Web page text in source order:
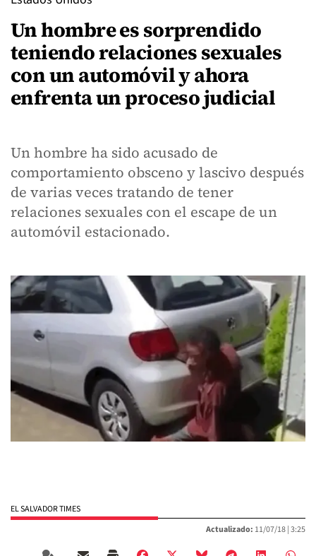
Un hombre es sorprendido
teniendo relaciones sexuales
con un automóvil y ahora
enfrenta un proceso judicial
Un hombre ha sido acusado de
comportamiento obsceno y lascivo después
de varias veces tratando de tener
relaciones sexuales con el escape de un
automóvil estacionado.
EL SALVADOR TIMES
Actualizado: 11/07/18 |3:25